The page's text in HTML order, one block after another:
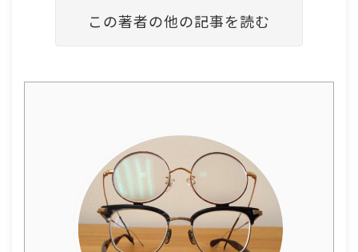
この著者の他の記事を読む